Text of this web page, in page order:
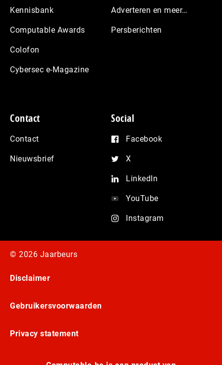
Kennisbank
Computable Awards
Colofon
Cybersec e-Magazine
Adverteren en meer…
Persberichten
Contact
Contact
Nieuwsbrief
Social
Facebook
X
LinkedIn
YouTube
Instagram
© 2026 Jaarbeurs
Disclaimer
Gebruikersvoorwaarden
Privacy statement